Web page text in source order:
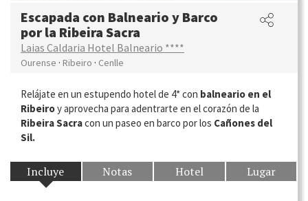
Escapada con Balneario y Barco
por la Ribeira Sacra
Laias Caldaria Hotel Balneario ****
Ourense · Ribeiro · Cenlle
Relájate en un estupendo hotel de 4* con balneario en el
Ribeiroy aprovecha para adentrarte en el corazón de la
Ribeira Sacracon un paseo en barco por los Cañones del
Sil.
Incluye Notas Hotel Lugar